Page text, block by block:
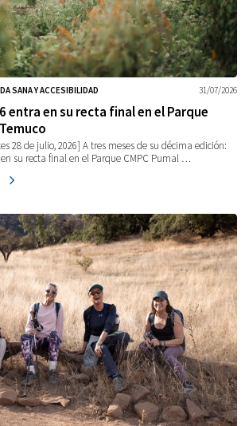
31/07/2026
SANA Y ACCESIBILIDAD
entra en su recta final en el Parque
28 de julio, 2026] A tres meses de su décima edición:
su recta final en el Parque CMPC Pumal …